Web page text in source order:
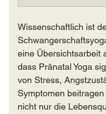
Wissenschaftlich ist
eine Übersichtsarbeit
dass Pränatal Yoga
von Stress,
Symptomen
nicht nur die